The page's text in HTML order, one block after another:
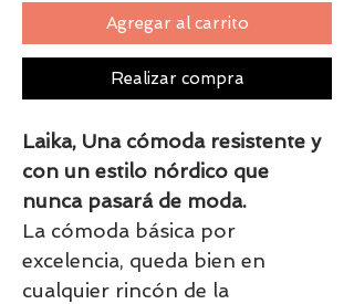
Agregar al carrito
Realizar compra
Laika, Una cómoda resistente y
con un estilo nórdico que
nunca pasará de moda.
La cómoda básica por
excelencia, queda bien en
cualquier rincón de la